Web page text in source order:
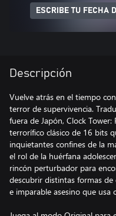
ESCRIBE TU FECHA
Descripción
Vuelve atrás en el tiempo
terror de supervivencia.
fuera de Japón, Clock
terrorífico clásico de 16 bits
inquietantes confines de la
el rol de la huérfana
rincón perturbador para
descubrir distintas formas
e imparable asesino que usa